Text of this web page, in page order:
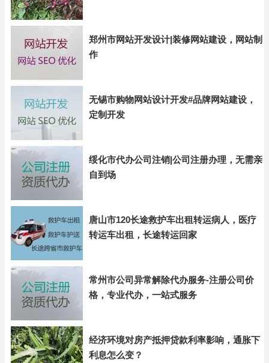
郑州市网站开发设计|装修网站建设，网站制
作
无锡市购物网站设计开发#品牌网站建设，
定制开发
绥化市代办公司注销|公司注册办理，无需亲
自到场
唐山市120长途救护车出租转运病人，医疗
转运车出租，长途转运回家
常州市公司异常解除代办服务-注册公司价
格，专业代办，一站式服务
经济环境对房产抵押贷款利率影响，通胀下
利息怎么变？